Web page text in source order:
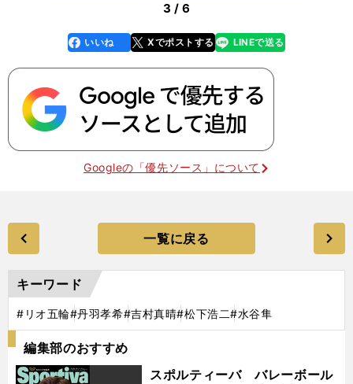
3 / 6
faceboo
k
いいね Xでポストする
line LINEで送る
Googleの「優先ソース」について
一覧に戻る
キーワード
#リオ五輪#丹羽孝希#吉村真晴#松下浩二#水谷隼
編集部のおすすめ
スポルティーバ バレーボール